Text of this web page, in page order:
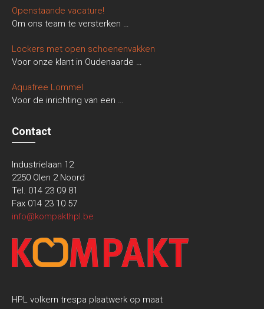
Openstaande vacature!
Om ons team te versterken …
Lockers met open schoenenvakken
Voor onze klant in Oudenaarde …
Aquafree Lommel
Voor de inrichting van een …
Contact
Industrielaan 12
2250 Olen 2 Noord
Tel. 014 23 09 81
Fax 014 23 10 57
info@kompakthpl.be
HPL volkern trespa plaatwerk op maat